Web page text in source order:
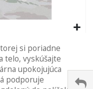
si poriadne
telo, vyskúšajte
upokojujúca
podporuje